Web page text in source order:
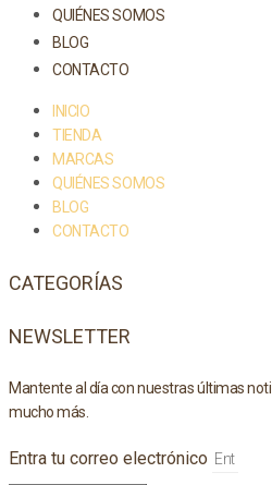
QUIÉNES SOMOS
BLOG
CONTACTO
INICIO
TIENDA
MARCAS
QUIÉNES SOMOS
BLOG
CONTACTO
CATEGORÍAS
NEWSLETTER
Mantente al día con nuestras últimas
mucho más.
Entra tu correo electrónico